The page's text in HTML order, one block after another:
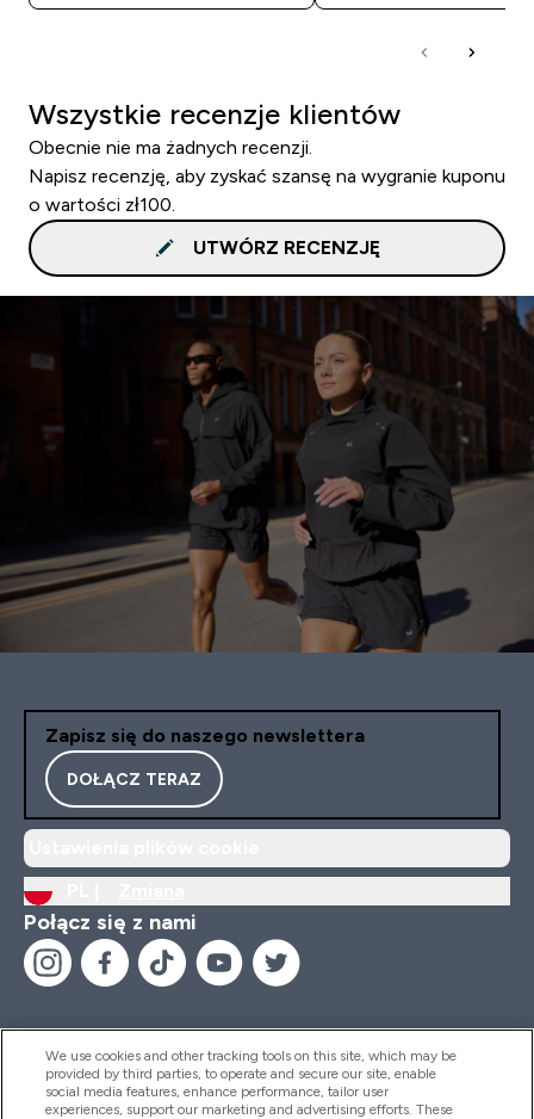
Wszystkie recenzje klientów
Obecnie nie ma żadnych recenzji.
Napisz recenzję, aby zyskać szansę na wygranie kuponu
o wartości zł100.
UTWÓRZ RECENZJĘ
Zapisz się do naszego newslettera
DOŁĄCZ TERAZ
Połącz się z nami
Pomoc I Informacja
We use cookies and other tracking tools on this site, which may be
provided by third parties, to operate and secure our site, enable
social media features, enhance performance, tailor user
experiences, support our marketing and advertising efforts. These